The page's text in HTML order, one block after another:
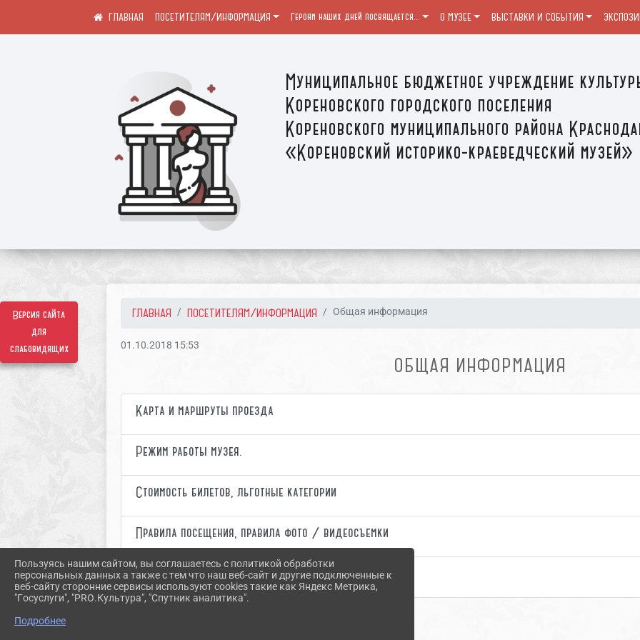
Версия сайта
для
слабовидящих
Муниципальное бюджетное учреждение
Кореновского городского поселения
Кореновского муниципального района
«Кореновский историко-краеведческий музей»
ПОСЕТИТЕЛЯМ/ИНФОРМАЦИЯ Героям наших дней посвящается... О МУЗЕЕ ВЫСТАВКИ И СОБЫТИЯ
ГЛАВНАЯ ПОСЕТИТЕЛЯМ/ИНФОРМАЦИЯ Общая информация
01.10.2018 15:53
ОБЩАЯ ИНФОРМАЦИЯ
Карта и маршруты проезда
Режим работы музея.
Стоимость билетов, льготные категории
Правила посещения, правила фото / видеосъемки
Для людей с ограниченными возможностями
Пользуясь нашим сайтом, вы соглашаетесь с политикой обработки
персональных данных а также с тем что наш веб-сайт и другие подключенные к
веб-сайту сторонние сервисы используют cookies такие как Яндекс Метрика,
"Госуслуги", "PRO.Культура", "Спутник аналитика".
Подробнее